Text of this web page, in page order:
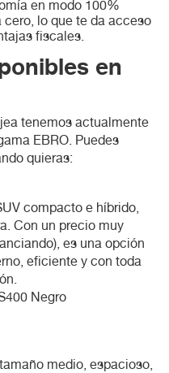
en modo 100%
lo que te da acceso
fiscales.
tenemos actualmente
EBRO. Puedes
quieras:
compacto e híbrido,
Con un precio muy
es una opción
eficiente y con toda
Negro
medio, espacioso,